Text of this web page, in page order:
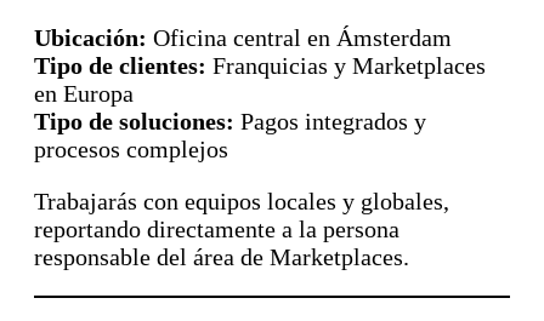
Ubicación: Oficina central en Ámsterdam
Tipo de clientes: Franquicias y Marketplaces
en Europa
Tipo de soluciones: Pagos integrados y
procesos complejos
Trabajarás con equipos locales y globales,
reportando directamente a la persona
responsable del área de Marketplaces.